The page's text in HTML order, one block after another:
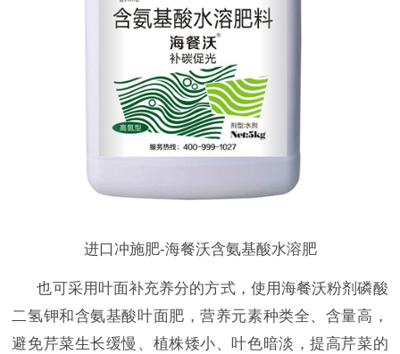
进口冲施肥-海餐沃含氨基酸水溶肥
也可采用叶面补充养分的方式，使用海餐沃粉剂磷酸
二氢钾和含氨基酸叶面肥，营养元素种类全、含量高，
避免芹菜生长缓慢、植株矮小、叶色暗淡，提高芹菜的